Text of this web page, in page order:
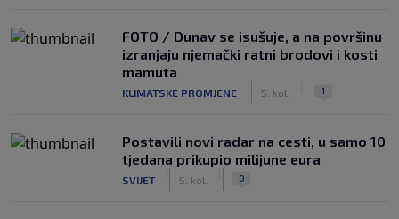
FOTO / Dunav se isušuje, a na površinu
izranjaju njemački ratni brodovi i kosti
mamuta
KLIMATSKE PROMJENE 5. kol. 1
Postavili novi radar na cesti, u samo 10
tjedana prikupio milijune eura
SVIJET 5. kol. 0